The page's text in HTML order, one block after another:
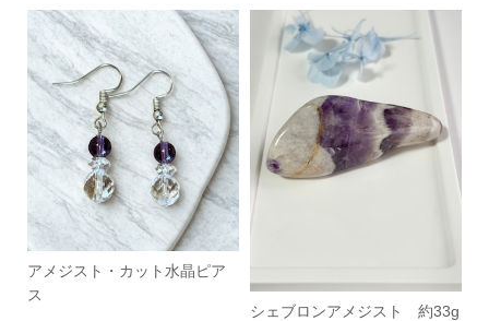
アメジスト・カット水晶ピア
ス
シェブロンアメジスト 約33g